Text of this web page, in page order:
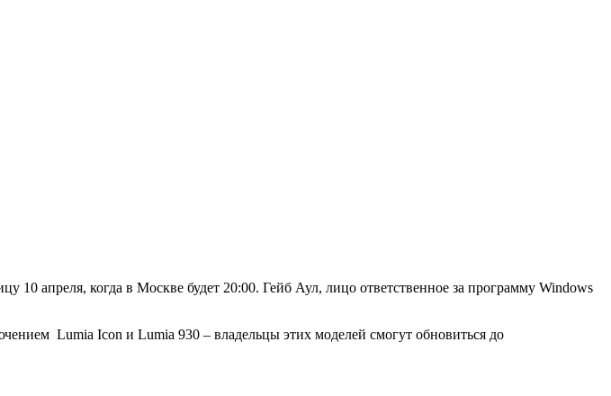
апреля, когда в Москве будет 20:00. Гейб Аул, лицо ответственное за программу Windows
Lumia Icon и Lumia 930 – владельцы этих моделей смогут обновиться до